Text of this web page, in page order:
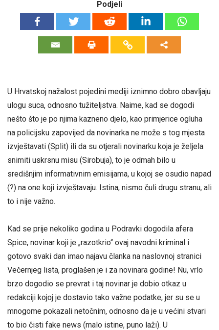
Podjeli
U Hrvatskoj nažalost pojedini mediji iznimno dobro obavljaju
ulogu suca, odnosno tužiteljstva. Naime, kad se dogodi
nešto što je po njima kazneno djelo, kao primjerice ogluha
na policijsku zapovijed da novinarka ne može s tog mjesta
izvještavati (Split) ili da su otjerali novinarku koja je željela
snimiti uskrsnu misu (Sirobuja), to je odmah bilo u
središnjim informativnim emisijama, u kojoj se osudio napad
(?) na one koji izvještavaju. Istina, nismo čuli drugu stranu, ali
to i nije važno.
Kad se prije nekoliko godina u Podravki dogodila afera
Spice, novinar koji je „razotkrio“ ovaj navodni kriminal i
gotovo svaki dan imao najavu članka na naslovnoj stranici
Večernjeg lista, proglašen je i za novinara godine! Nu, vrlo
brzo dogodio se prevrat i taj novinar je dobio otkaz u
redakciji kojoj je dostavio tako važne podatke, jer su se u
mnogome pokazali netočnim, odnosno da je u većini stvari
to bio čisti fake news (malo istine, puno laži). U